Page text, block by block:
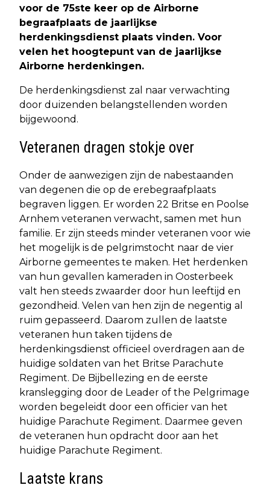
voor de 75ste keer op de Airborne
begraafplaats de jaarlijkse
herdenkingsdienst plaats vinden. Voor
velen het hoogtepunt van de jaarlijkse
Airborne herdenkingen.
De herdenkingsdienst zal naar verwachting
door duizenden belangstellenden worden
bijgewoond.
Veteranen dragen stokje over
Onder de aanwezigen zijn de nabestaanden
van degenen die op de erebegraafplaats
begraven liggen. Er worden 22 Britse en Poolse
Arnhem veteranen verwacht, samen met hun
familie. Er zijn steeds minder veteranen voor wie
het mogelijk is de pelgrimstocht naar de vier
Airborne gemeentes te maken. Het herdenken
van hun gevallen kameraden in Oosterbeek
valt hen steeds zwaarder door hun leeftijd en
gezondheid. Velen van hen zijn de negentig al
ruim gepasseerd. Daarom zullen de laatste
veteranen hun taken tijdens de
herdenkingsdienst officieel overdragen aan de
huidige soldaten van het Britse Parachute
Regiment. De Bijbellezing en de eerste
kranslegging door de Leader of the Pelgrimage
worden begeleidt door een officier van het
huidige Parachute Regiment. Daarmee geven
de veteranen hun opdracht door aan het
huidige Parachute Regiment.
Laatste krans